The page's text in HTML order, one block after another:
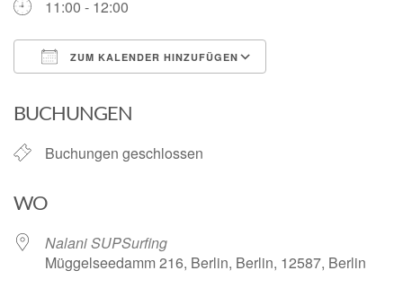
11:00 - 12:00
ZUM KALENDER HINZUFÜGEN
BUCHUNGEN
Buchungen geschlossen
WO
Nalani SUPSurfing
Müggelseedamm 216, Berlin, Berlin, 12587, Berlin